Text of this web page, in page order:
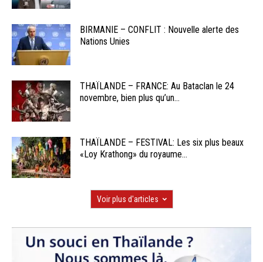
BIRMANIE – CONFLIT : Nouvelle alerte des
Nations Unies
THAÏLANDE – FRANCE: Au Bataclan le 24
novembre, bien plus qu’un...
THAÏLANDE – FESTIVAL: Les six plus beaux
«Loy Krathong» du royaume...
Voir plus d'articles